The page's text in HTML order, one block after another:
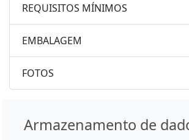
REQUISITOS MÍNIMOS
EMBALAGEM
FOTOS
Armazenamento de